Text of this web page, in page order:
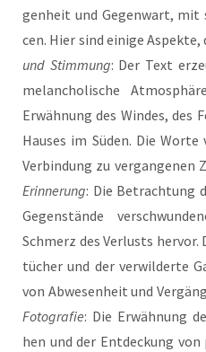
gen­heit und Gegen­wart,
cen. Hier sind eini­ge
und Stim­mung: Der Text
melan­cho­li­sche
Erwäh­nung des Win­des, des
Hau­ses im Süden. Die
Ver­bin­dung zu ver­gan­ge­nen
Erin­ne­rung: Die Betrach­tung
Gegen­stän­de
Schmerz des Ver­lusts
tü­cher und der ver­wil­der­te
von Abwe­sen­heit und
Foto­gra­fie: Die Erwäh­nung
hen und der Ent­de­ckung